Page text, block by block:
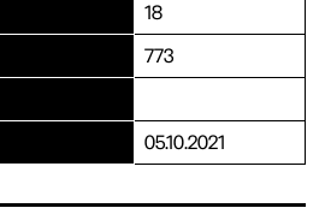
18
773
05.10.2021